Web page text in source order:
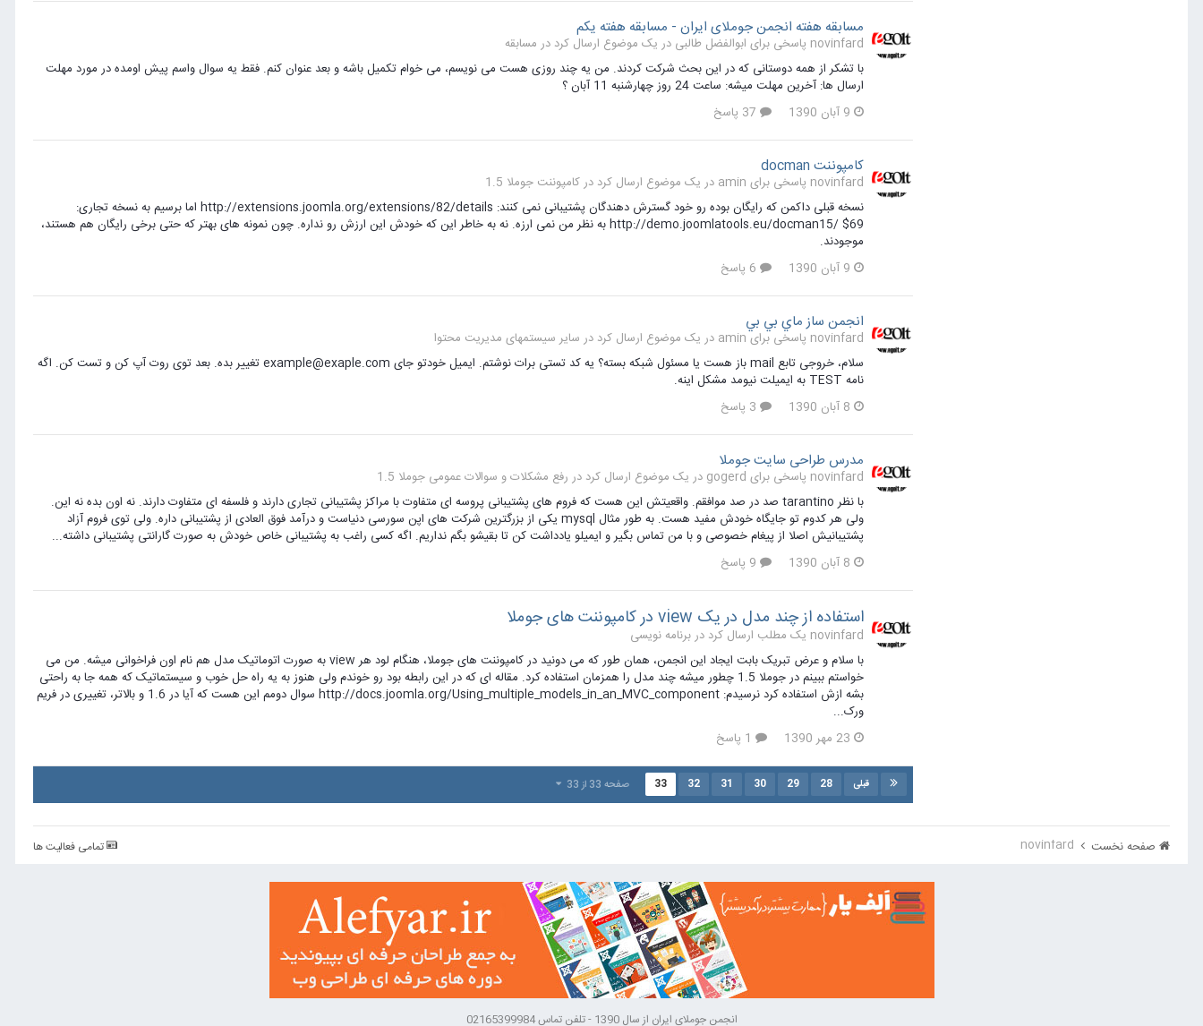
مسابقه هفته انجمن جوملای ایران - مسابقه هفته یکم
novinfard پاسخی برای ابوالفضل طالبی در یک موضوع ارسال کرد در
مسابقه
با تشکر از همه دوستانی که در این بحث شرکت کردند. من یه چند روزی هست می نویسم، می خوام تکمیل باشه و بعد عنوان کنم. فقط یه سوال واسم پیش اومده در مورد مهلت
ارسال ها: آخرین مهلت میشه: ساعت 24 روز چهارشنبه 11 آبان ؟
9 آبان 1390
كامپوننت docman
novinfard پاسخی برای amin در یک موضوع ارسال کرد در
کامپوننت جوملا 1.5
نسخه قبلی داکمن که رایگان بوده رو خود گسترش دهندگان پشتیبانی نمی کنند: http://extensions.joomla.org/extensions/82/details اما برسیم به نسخه تجاری:
http://demo.joomlatools.eu/docman15/ $69 به نظر من نمی ارزه. نه به خاطر این که خودش این ارزش رو نداره. چون نمونه های بهتر که حتی برخی رایگان هم هستند،
موجودند.
9 آبان 1390
انجمن ساز ماي بي بي
novinfard پاسخی برای amin در یک موضوع ارسال کرد در
سایر سیستمهای مدیریت محتوا
سلام، خروجی تابع mail باز هست یا مسئول شبکه بسته؟ یه کد تستی برات نوشتم. ایمیل خودتو جای example@exaple.com تغییر بده. بعد توی روت آپ کن و تست کن. اگه
نامه TEST به ایمیلت نیومد مشکل اینه.
8 آبان 1390
مدرس طراحی سایت جوملا
novinfard پاسخی برای gogerd در یک موضوع ارسال کرد در
رفع مشکلات و سوالات عمومی جوملا 1.5
با نظر tarantino صد در صد موافقم. واقعیتش این هست که فروم های پشتیبانی پروسه ای متفاوت با مراکز پشتیبانی تجاری دارند و فلسفه ای متفاوت دارند. نه اون بده نه این.
ولی هر کدوم تو جایگاه خودش مفید هست. به طور مثال mysql یکی از بزرگترین شرکت های اپن سورسی دنیاست و درآمد فوق العادی از پشتیبانی داره. ولی توی فروم آزاد
پشتیبانیش اصلا از پیغام خصوصی و با من تماس بگیر و ایمیلو یادداشت کن تا بقیشو بگم نداریم. اگه کسی راغب به پشتیبانی خاص خودش به صورت گارانتی پشتیبانی داشته...
8 آبان 1390
استفاده از چند مدل در یک view در کامپوننت های جوملا
novinfard یک مطلب ارسال کرد در
برنامه نویسی
با سلام و عرض تبریک بابت ایجاد این انجمن، همان طور که می دونید در کامپوننت های جوملا، هنگام لود هر view به صورت اتوماتیک مدل هم نام اون فراخوانی میشه. من می
خواستم ببینم در جوملا 1.5 چطور میشه چند مدل را همزمان استفاده کرد. مقاله ای که در این رابطه بود رو خوندم ولی هنوز به یه راه حل خوب و سیستماتیک که همه جا به راحتی
بشه ازش استفاده کرد نرسیدم: http://docs.joomla.org/Using_multiple_models_in_an_MVC_component سوال دومم این هست که آیا در 1.6 و بالاتر، تغییری در فریم
ورک...
23 مهر 1390
قبلی 28
29
30
31
32
33 صفحه 33 از 33
تمامی فعالیت ها صفحه نخست novinfard
انجمن جوملای ایران از سال 1390 - تلفن تماس 02165399984